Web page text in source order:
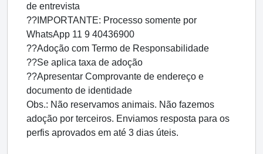
de entrevista
??IMPORTANTE: Processo somente por
WhatsApp 11 9 40436900
??Adoção com Termo de Responsabilidade
??Se aplica taxa de adoção
??Apresentar Comprovante de endereço e
documento de identidade
Obs.: Não reservamos animais. Não fazemos
adoção por terceiros. Enviamos resposta para os
perfis aprovados em até 3 dias úteis.